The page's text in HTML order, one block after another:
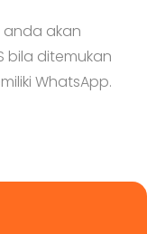
anda akan
bila ditemukan
WhatsApp.